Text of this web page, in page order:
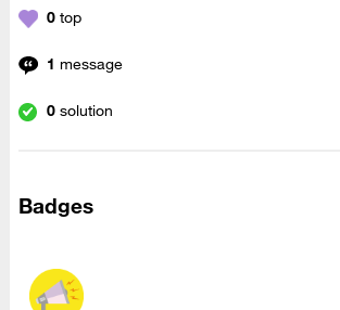
0 top
1 message
0 solution
Badges